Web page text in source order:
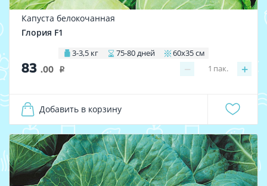
Капуста белокочанная
Глория F1
3-3,5 кг 75-80 дней 60х35 см
83 .00 i − +
1 пак.
Добавить в корзину